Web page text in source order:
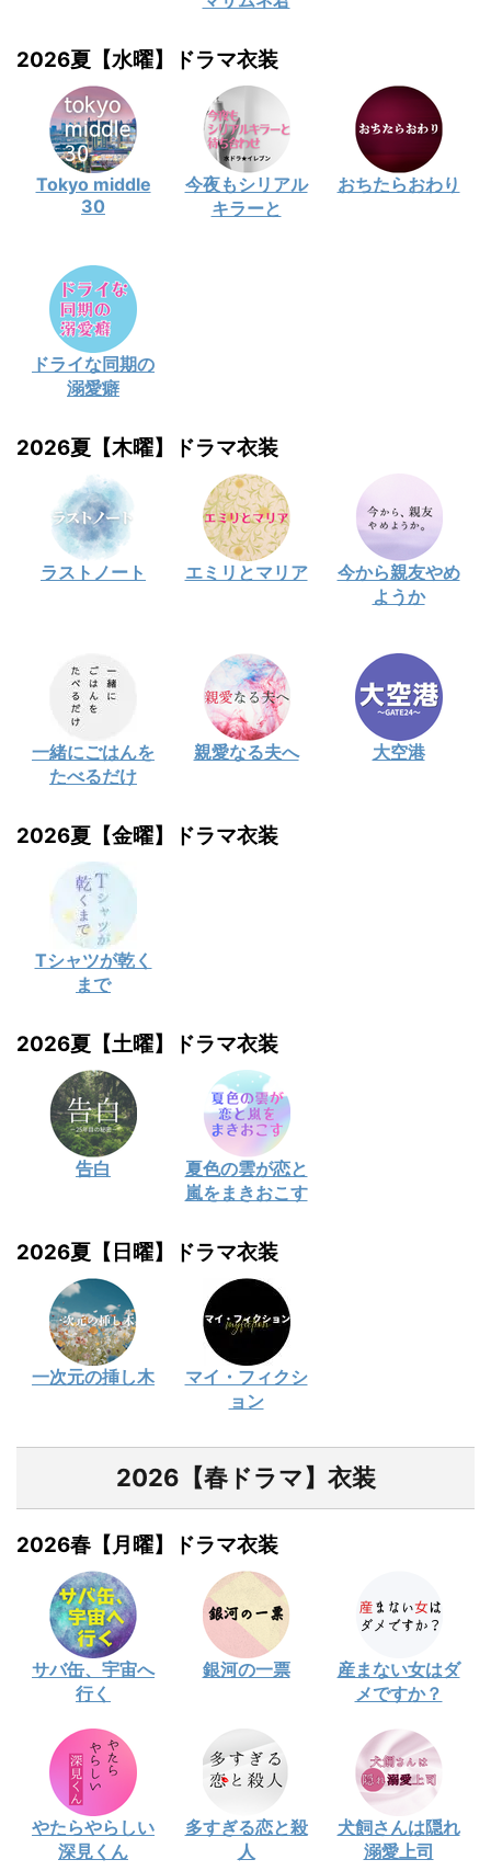
2026夏【水曜】ドラマ衣装
Tokyo middle
30
今夜もシリアル
キラーと
おちたらおわり
ドライな同期の
溺愛癖
2026夏【木曜】ドラマ衣装
ラストノート エミリとマリア
今から親友やめ
ようか
一緒にごはんを
たべるだけ
親愛なる夫へ 大空港
2026夏【金曜】ドラマ衣装
Tシャツが乾く
まで
2026夏【土曜】ドラマ衣装
告白
夏色の雲が恋と
嵐をまきおこす
2026夏【日曜】ドラマ衣装
一次元の挿し木
マイ・フィクシ
ョン
2026【春ドラマ】衣装
2026春【月曜】ドラマ衣装
サバ缶、宇宙へ
行く
銀河の一票
産まない女はダ
メですか？
やたらやらしい
深見くん
多すぎる恋と殺
人
犬飼さんは隠れ
溺愛上司